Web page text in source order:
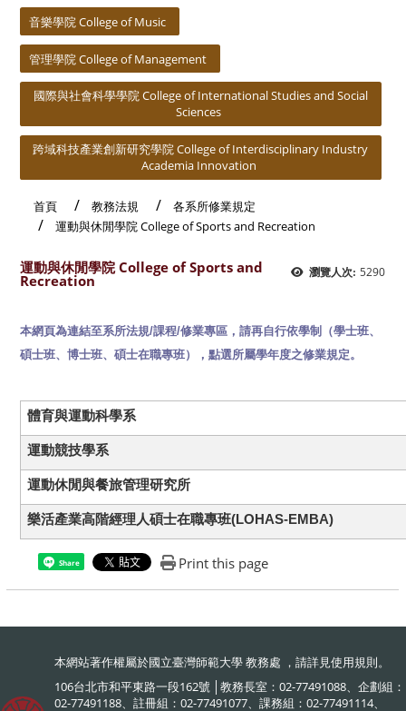
音樂學院 College of Music
管理學院 College of Management
國際與社會科學學院 College of International Studies and Social
Sciences
跨域科技產業創新研究學院 College of Interdisciplinary Industry
Academia Innovation
首頁 教務法規
各系所修業規定
運動與休閒學院 College of Sports and Recreation
瀏覽人次: 5290
運動與休閒學院 College of Sports and
Recreation
本網頁為連結至系所法規/課程/修業專區，請再自行依學制（學士班、
碩士班、博士班、碩士在職專班），點選所屬學年度之修業規定。
體育與運動科學系
運動競技學系
運動休閒與餐旅管理研究所
樂活產業高階經理人碩士在職專班(LOHAS-EMBA)
Share Print this page
本網站著作權屬於國立臺灣師範大學 教務處 ，請詳見使用規則。
106台北市和平東路一段162號 │教務長室：02-77491088、企劃組：
02-77491188、註冊組：02-77491077、課務組：02-77491114、